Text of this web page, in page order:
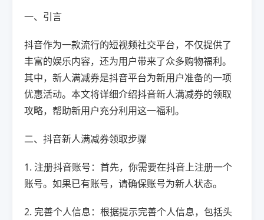
一、引言
抖音作为一款流行的短视频社交平台，不仅提供了
丰富的娱乐内容，还为用户带来了众多购物福利。
其中，新人满减券是抖音平台为新用户准备的一项
优惠活动。本文将详细介绍抖音新人满减券的领取
攻略，帮助新用户充分利用这一福利。
二、抖音新人满减券领取步骤
1. 注册抖音账号：首先，你需要在抖音上注册一个
账号。如果已有账号，请确保账号为新人状态。
2. 完善个人信息：根据提示完善个人信息，包括头